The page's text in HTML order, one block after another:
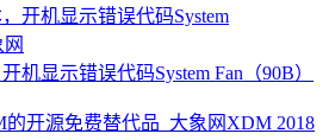
机显示错误代码System Fan（90B）
XDM 2018